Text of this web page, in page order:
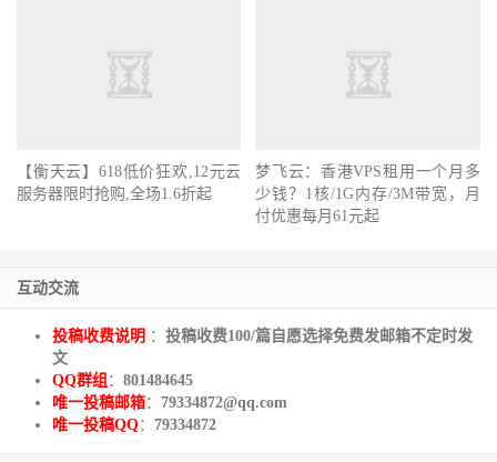
【衡天云】618低价狂欢,12元云
服务器限时抢购,全场1.6折起
梦飞云：香港VPS租用一个月多
少钱？1核/1G内存/3M带宽，月
付优惠每月61元起
互动交流
投稿收费说明 ： 投稿收费100/篇自愿选择免费发邮箱不定时发
文
QQ群组 ： 801484645
唯一投稿邮箱： 79334872@qq.com
唯一投稿QQ： 79334872